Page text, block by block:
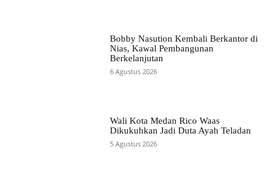
Bobby Nasution Kembali Berkantor di
Nias, Kawal Pembangunan
Berkelanjutan
6 Agustus 2026
Wali Kota Medan Rico Waas
Dikukuhkan Jadi Duta Ayah Teladan
5 Agustus 2026